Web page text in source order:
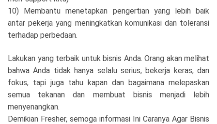
10) Membantu menetapkan pengertian yang lebih baik
antar pekerja yang meningkatkan komunikasi dan toleransi
terhadap perbedaan.
Lakukan yang terbaik untuk bisnis Anda. Orang akan melihat
bahwa Anda tidak hanya selalu serius, bekerja keras, dan
fokus, tapi juga tahu kapan dan bagaimana melepaskan
semua tekanan dan membuat bisnis menjadi lebih
menyenangkan.
Demikian Fresher, semoga informasi Ini Caranya Agar Bisnis